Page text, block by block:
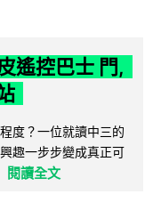
遙控巴士 門,
度？一位就讀中三的
趣一步步變成真正可
閱讀全文